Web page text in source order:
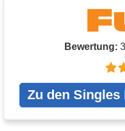
Bewertung:
Zu den Singles